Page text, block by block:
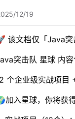
12/19
该文档仅「Java
突击队 星球 内容
个企业级实战项目
加入星球，你将获